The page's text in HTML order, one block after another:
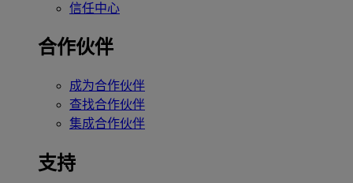
信任中心
合作伙伴
成为合作伙伴
查找合作伙伴
集成合作伙伴
支持